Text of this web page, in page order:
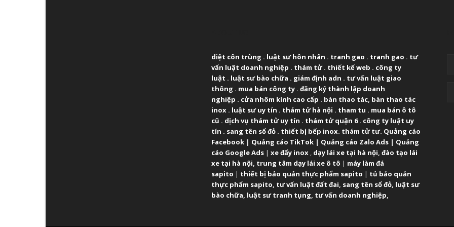
diệt côn trùng . luật sư hôn nhân . tranh gao . tranh gao . tư
vấn luật doanh nghiệp . thám tử. thiết kế web . công ty
luật . luật sư bào chữa . giám định adn . tư vấn luật giao
thông . mua bán công ty . đăng ký thành lập doanh
nghiệp . cửa nhôm kính cao cấp . bàn thao tác, bàn thao tác
inox . luật sư uy tín . thám tử hà nội . tham tu . mua bán ô tô
cũ . dịch vụ thám tử uy tín . thám tử quận 6. công ty luật uy
tín . sang tên sổ đỏ . thiết bị bếp inox. thám tử tư. Quảng cáo
Facebook | Quảng cáo TikTok | Quảng cáo Zalo Ads | Quảng
cáo Google Ads | xe đẩy inox , dạy lái xe tại hà nội, đào tạo lái
xe tại hà nội, trung tâm dạy lái xe ô tô | máy làm đá
sapito | thiết bị bảo quản thực phẩm sapito | tủ bảo quản
thực phẩm sapito, tư vấn luật đất đai, sang tên sổ đỏ, luật sư
bào chữa, luật sư tranh tụng, tư vấn doanh nghiệp,